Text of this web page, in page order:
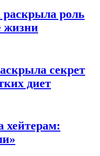
раскрыла роль
жизни
секрет
диет
хейтерам: